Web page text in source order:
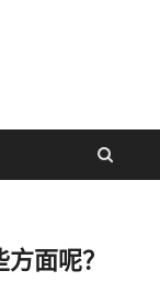
面呢？